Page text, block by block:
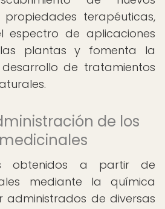
terapéuticas,
de aplicaciones
plantas y fomenta la
de tratamientos
de los
obtenidos a partir de
mediante la química
administrados de diversas